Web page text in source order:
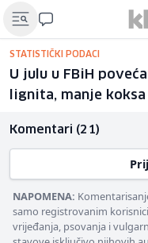
STATISTIČKI PODACI
U julu u FBiH
lignita, manje
Komentari (21)
NAPOMENA:
samo registrovanim
vrijeđanja, psovanja i